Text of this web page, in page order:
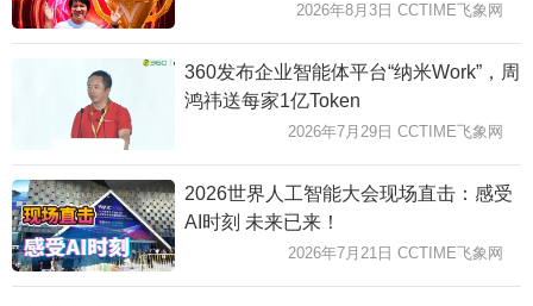
2026年8月3日 CCTIME飞象网
360发布企业智能体平台“纳米Work”，周
鸿祎送每家1亿Token
2026年7月29日 CCTIME飞象网
2026世界人工智能大会现场直击：感受
AI时刻 未来已来！
2026年7月21日 CCTIME飞象网